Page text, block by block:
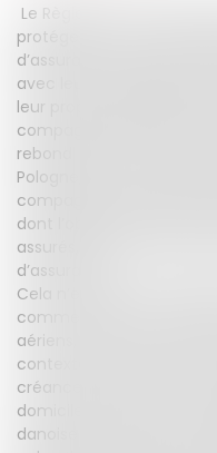
Le Règlement Européen
protéger les
d’assurance, que ceux-
avec leur compagnie
leur propre domicile,
compagnie serait dans
rebondi au travers d’une
Pologne, où un assuré
compagnie d’assurance
dont l’objet même était
assurés, pour ensuite
d’assurance.
Cela n’est pas sans
commerciales qui
aériens, qui ont vu leurs
contexte, la société
créance de l’assuré a
domicile de l’assuré, en
danoise a, bien sûr,